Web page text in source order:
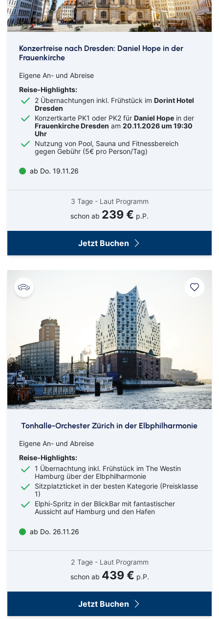
Konzertreise nach Dresden: Daniel Hope in der
Frauenkirche
Eigene An- und Abreise
Reise-Highlights:
2 Übernachtungen inkl. Frühstück im Dorint Hotel
Dresden
Konzertkarte PK1 oder PK2 für Daniel Hope in der
Frauenkirche Dresden am 20.11.2026 um 19:30
Uhr
Nutzung von Pool, Sauna und Fitnessbereich
gegen Gebühr (5€ pro Person/Tag)
ab Do. 19.11.26
3 Tage - Laut Programm
schon ab 239 € p.P.
Jetzt Buchen
Tonhalle-Orchester Zürich in der Elbphilharmonie
Eigene An- und Abreise
Reise-Highlights:
1 Übernachtung inkl. Frühstück im The Westin
Hamburg über der Elbphilharmonie
Sitzplatzticket in der besten Kategorie (Preisklasse
1)
Elphi-Spritz in der BlickBar mit fantastischer
Aussicht auf Hamburg und den Hafen
ab Do. 26.11.26
2 Tage - Laut Programm
schon ab 439 € p.P.
Jetzt Buchen